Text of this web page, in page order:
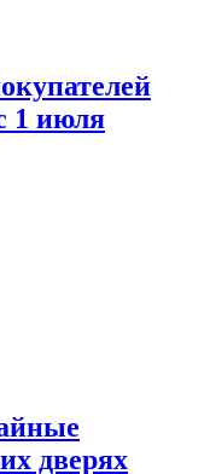
1 июля
дверях